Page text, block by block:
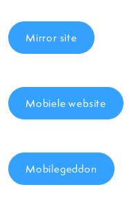
Mirror site
Mobiele website
Mobilegeddon